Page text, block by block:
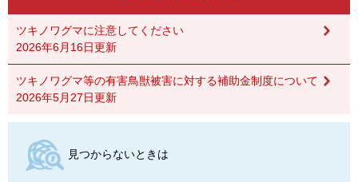
ツキノワグマに注意してください
2026年6月16日更新
ツキノワグマ等の有害鳥獣被害に対する補助金制度について
2026年5月27日更新
見つからないときは